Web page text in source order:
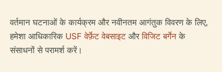
वर्तमान घटनाओं के कार्यक्रम और नवीनतम आगंतुक विवरण के लिए,
हमेशा आधिकारिक USF वेर्फ़ेट वेबसाइट औरविजिट बर्गेन के
संसाधनों से परामर्श करें।